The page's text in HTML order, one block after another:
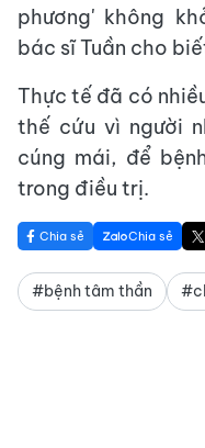
phương' không
bác sĩ Tuần cho
Thực tế đã có
thế cứu vì người
cúng mái, để
trong điều trị.
Chia sẻ Chia sẻ
#bệnh tâm thần